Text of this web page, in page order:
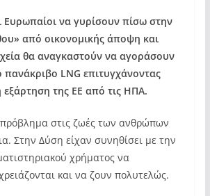
Ευρωπαίοι να γυρίσουν πίσω στην
από οικονομικής άποψη και
θα αναγκαστούν να αγοράσουν
πανάκριβο LNG επιτυγχάνοντας
εξάρτηση της ΕΕ από τις ΗΠΑ.
στις ζωές των ανθρώπων
Στην Δύση είχαν συνηθίσει με την
χρήματος να
και να ζουν πολυτελώς.